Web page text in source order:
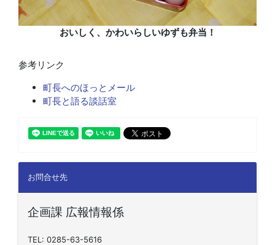
おいしく、かわいらしいゆずも弁当！
参考リンク
町長へのほっとメール
町長と語る談話室
お問合せ先
企画課 広報情報係
TEL: 0285-63-5616